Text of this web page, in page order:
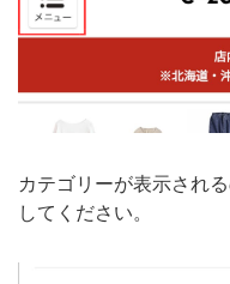
カテゴリーが表示され
してください。